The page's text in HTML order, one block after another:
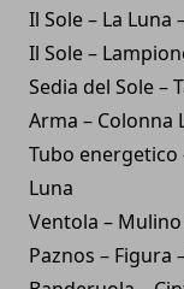
Il Sole – La Luna
Il Sole –
Sedia del Sole –
Arma – Colonna
Tubo energetico
Luna
Ventola –
Paznos – Figura